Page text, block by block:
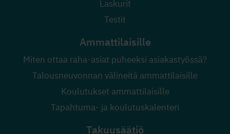
Laskurit
Testit
Ammattilaisille
Miten ottaa raha-asiat puheeksi asiakastyössä?
Talousneuvonnan välineitä ammattilaisille
Koulutukset ammattilaisille
Tapahtuma- ja koulutuskalenteri
Takuusäätiö